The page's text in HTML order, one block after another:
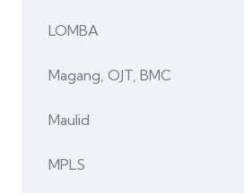
LOMBA
Magang, OJT, BMC
Maulid
MPLS